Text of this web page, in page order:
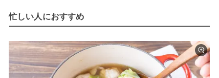
忙しい人におすすめ